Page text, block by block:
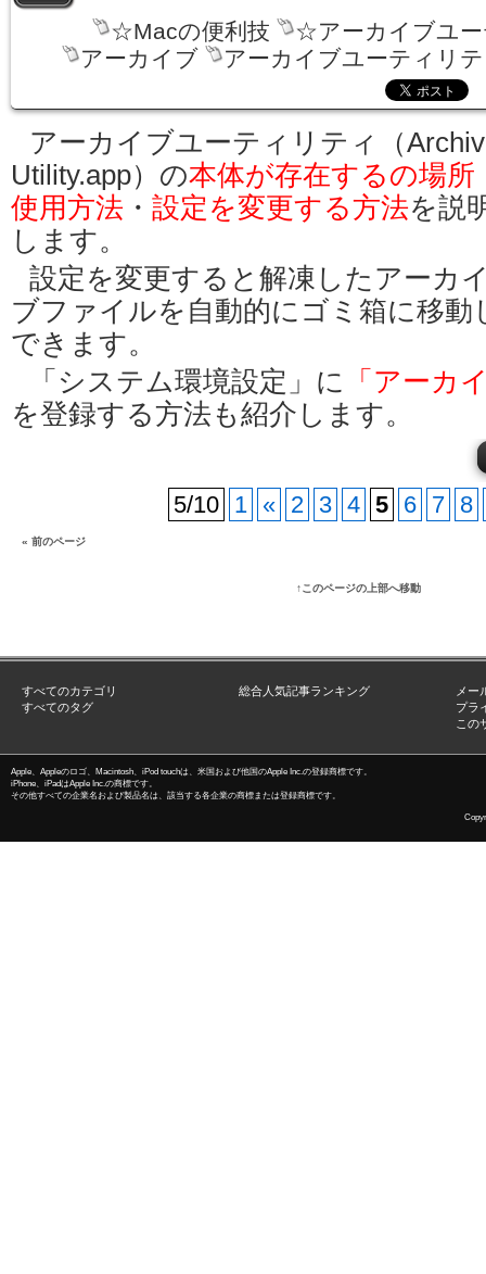
☆Macの便利技
☆アーカイブユ
アーカイブ
アーカイブユーティリ
アーカイブユーティリティ（
Utility.app）の本体が存在するの場所
使用方法 ・ 設定を変更する方法を説
します。
設定を変更すると解凍したアーカ
ブファイルを自動的にゴミ箱に移動
できます。
「システム環境設定」に
「アーカ
を登録する方法も紹介します。
5/10 1 « 2 3 4 5 6 7 8
« 前のページ
↑このページの上部へ移動
すべてのカテゴリ
すべてのタグ
総合人気記事ランキング
メー
プラ
この
Apple、Appleのロゴ、Macintosh、iPod touchは、米国および他国のApple Inc.の登録商標です。
iPhone、iPadはApple Inc.の商標です。
その他すべての企業名および製品名は、該当する各企業の商標または登録商標です。